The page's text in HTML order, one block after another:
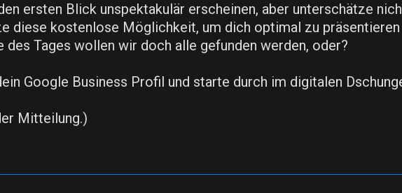
ersten Blick unspektakulär erscheinen, aber unterschätze
diese kostenlose Möglichkeit, um dich optimal zu
des Tages wollen wir doch alle gefunden werden, oder?
Google Business Profil und starte durch im digitalen
Mitteilung.)